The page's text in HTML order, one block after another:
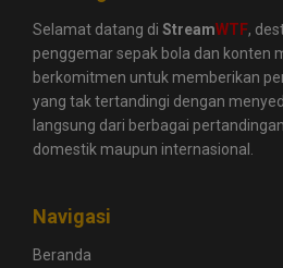
Selamat datang di StreamWTF,
penggemar sepak bola dan konten
berkomitmen untuk memberikan
yang tak tertandingi dengan
langsung dari berbagai
domestik maupun internasional.
Navigasi
Beranda